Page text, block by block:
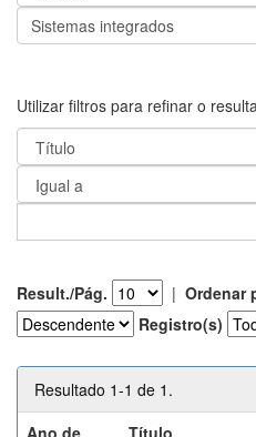
Utilizar filtros para refinar o
Result./Pág. | Ordenar
Registro(s)
Resultado 1-1 de 1.
Ano de
Título